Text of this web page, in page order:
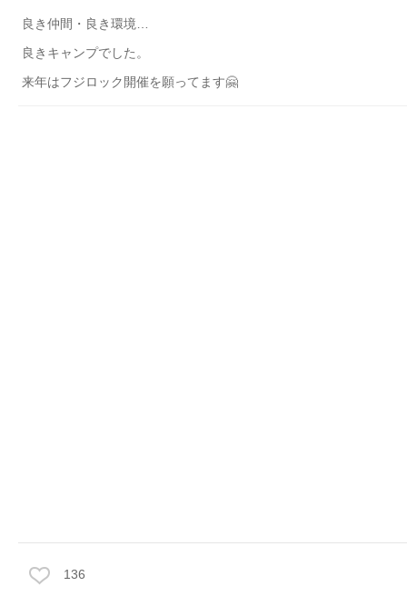
良き仲間・良き環境…
良きキャンプでした。
来年はフジロック開催を願ってます🤗
136